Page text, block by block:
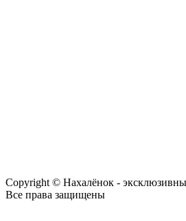
Copyright © Нахалёнок -
Все права защищены